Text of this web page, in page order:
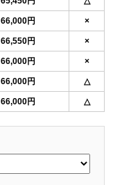
66,000円 ×
66,550円 ×
66,000円 ×
66,000円 △
66,000円 △